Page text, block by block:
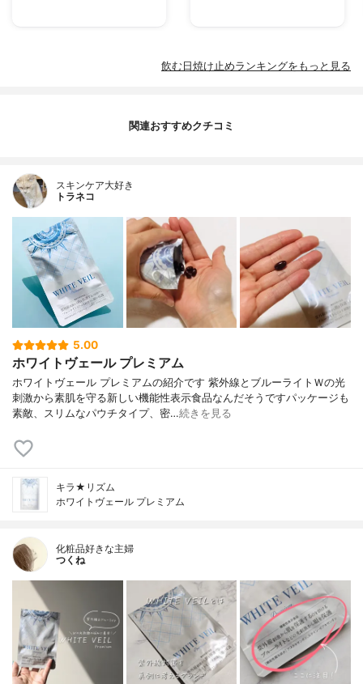
飲む日焼け止めランキングをもっと見る
関連おすすめクチコミ
スキンケア大好き
トラネコ
5.00
ホワイトヴェール プレミアム
ホワイトヴェール プレミアムの紹介です 紫外線とブルーライトＷの光
刺激から素肌を守る新しい機能性表示食品なんだそうですパッケージも
素敵、スリムなパウチタイプ、密…続きを見る
キラ★リズム
ホワイトヴェール プレミアム
化粧品好きな主婦
つくね